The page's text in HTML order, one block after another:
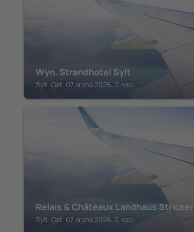
Wyn. Strandhotel Sylt
Sylt-Ost, 07 srpna 2026, 2 noci
Relais & Châteaux Landhaus Stricker
Sylt-Ost, 07 srpna 2026, 2 noci